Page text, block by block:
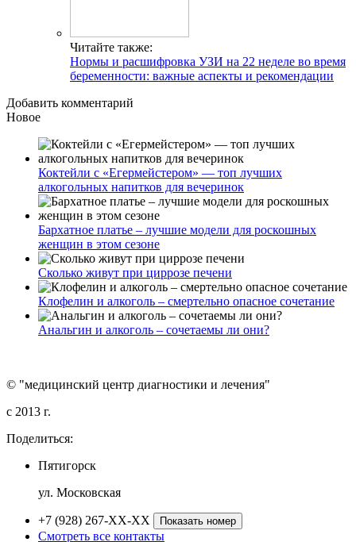
Читайте также:
Нормы и расшифровка УЗИ на 22 неделе во время
беременности: важные аспекты и рекомендации
Добавить комментарий
Новое
Коктейли с «Егермейстером» — топ лучших
алкогольных напитков для вечеринок
Бархатное платье – лучшие модели для роскошных
женщин в этом сезоне
Сколько живут при циррозе печени
Клофелин и алкоголь – смертельно опасное сочетание
Анальгин и алкоголь – сочетаемы ли они?
© "медицинский центр диагностики и лечения"
c 2013 г.
Поделиться:
Пятигорск
ул. Московская
+7 (928) 267-XX-XX Показать номер
Смотреть все контакты